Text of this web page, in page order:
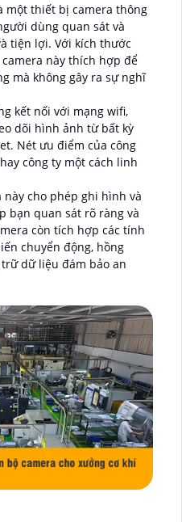
một thiết bị camera thông
dùng quan sát và
tiện lợi. Với kích thước
này thích hợp để
mà không gây ra sự nghĩ
kết nối với mạng wifi,
dõi hình ảnh từ bất kỳ
Nét ưu điểm của công
công ty một cách linh
này cho phép ghi hình và
bạn quan sát rõ ràng và
còn tích hợp các tính
chuyển động, hồng
dữ liệu đám bảo an